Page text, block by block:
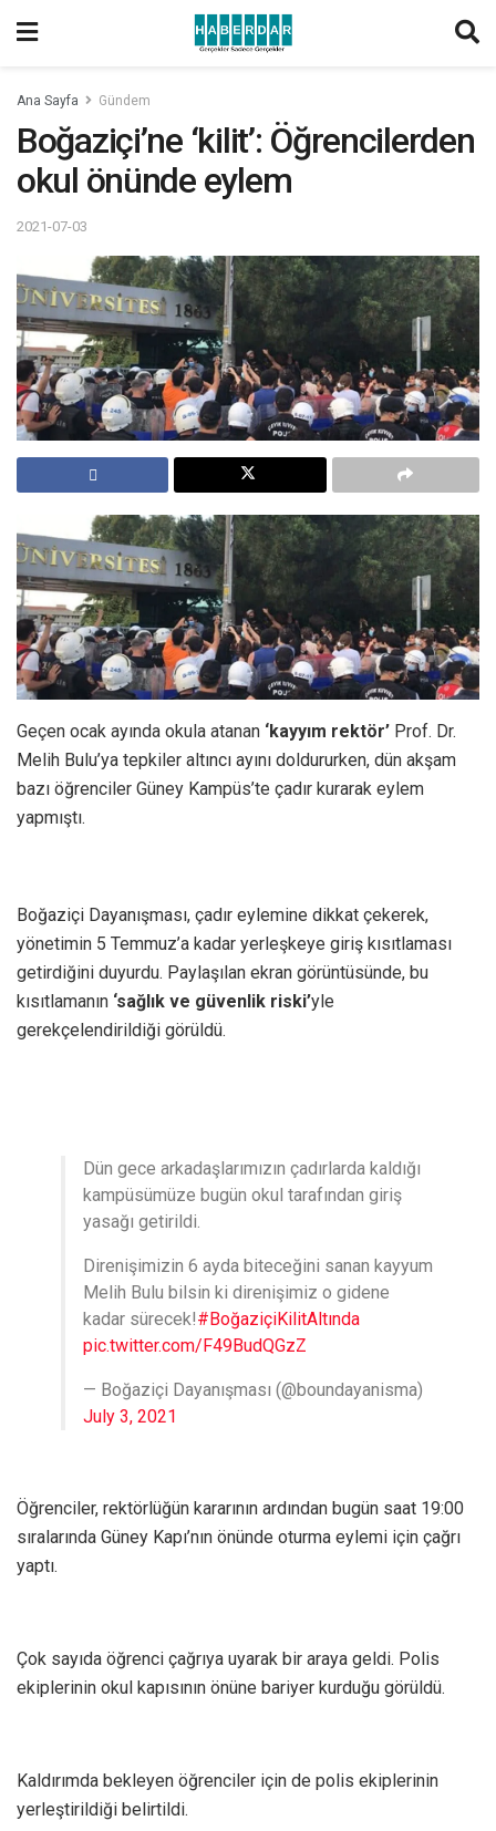
Ana Sayfa Gündem
Boğaziçi’ne ‘kilit’: Öğrencilerden
okul önünde eylem
2021-07-03
Geçen ocak ayında okula atanan ‘kayyım rektör’ Prof. Dr.
Melih Bulu’ya tepkiler altıncı ayını doldururken, dün akşam
bazı öğrenciler Güney Kampüs’te çadır kurarak eylem
yapmıştı.
Boğaziçi Dayanışması, çadır eylemine dikkat çekerek,
yönetimin 5 Temmuz’a kadar yerleşkeye giriş kısıtlaması
getirdiğini duyurdu. Paylaşılan ekran görüntüsünde, bu
kısıtlamanın ‘sağlık ve güvenlik riski’yle
gerekçelendirildiği görüldü.
Dün gece arkadaşlarımızın çadırlarda kaldığı
kampüsümüze bugün okul tarafından giriş
yasağı getirildi.
Direnişimizin 6 ayda biteceğini sanan kayyum
Melih Bulu bilsin ki direnişimiz o gidene
kadar sürecek!#BoğaziçiKilitAltında
pic.twitter.com/F49BudQGzZ
— Boğaziçi Dayanışması (@boundayanisma)
July 3, 2021
Öğrenciler, rektörlüğün kararının ardından bugün saat 19:00
sıralarında Güney Kapı’nın önünde oturma eylemi için çağrı
yaptı.
Çok sayıda öğrenci çağrıya uyarak bir araya geldi. Polis
ekiplerinin okul kapısının önüne bariyer kurduğu görüldü.
Kaldırımda bekleyen öğrenciler için de polis ekiplerinin
yerleştirildiği belirtildi.